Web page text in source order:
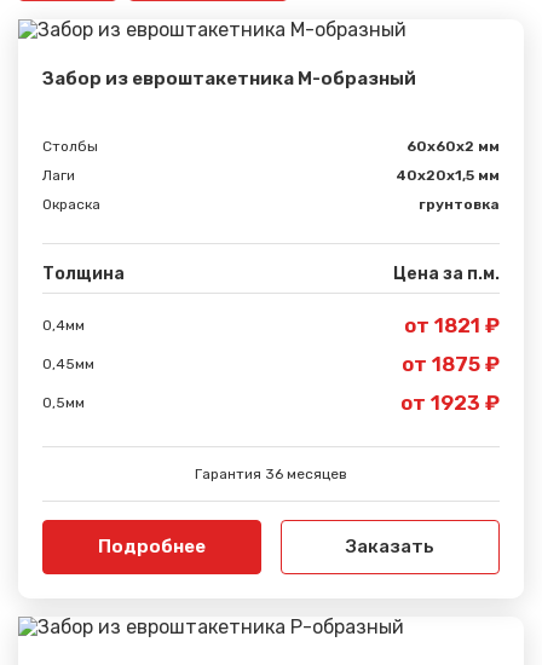
Забор из евроштакетника М-образный
Столбы
60х60х2 мм
Лаги
40х20х1,5 мм
Окраска
грунтовка
Толщина Цена за п.м.
0,4мм от 1821 ₽
0,45мм от 1875 ₽
0,5мм от 1923 ₽
Гарантия 36 месяцев
Подробнее Заказать